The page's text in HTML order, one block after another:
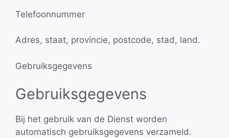
Telefoonnummer
Adres, staat, provincie, postcode, stad, land.
Gebruiksgegevens
Gebruiksgegevens
Bij het gebruik van de Dienst worden
automatisch gebruiksgegevens verzameld.